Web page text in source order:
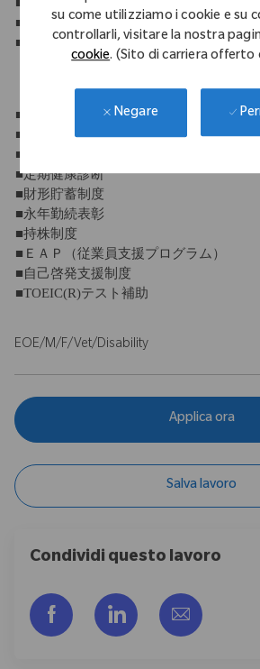
su come utilizziamo i cookie e su
controllarli, visitare la nostra
cookie. (Sito di carriera offerto
Negare
■有給休暇（10日～21日）
■産休・育休制度
【福利厚生】
■社会保険完備
■退職金制度
■団体保険
■定期健康診断
■財形貯蓄制度
■永年勤続表彰
■持株制度
■ＥＡＰ（従業員支援プログラム）
■自己啓発支援制度
■TOEIC(R)テスト補助
EOE/M/F/Vet/Disability
Applica ora
Salva lavoro
Condividi questo lavoro
Share via Facebook
Share via LinkedIn
Share via